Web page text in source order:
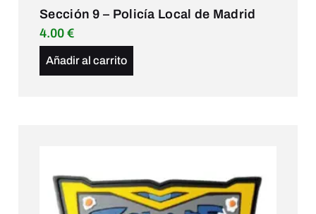
Sección 9 – Policía Local de Madrid
4.00 €
Añadir al carrito